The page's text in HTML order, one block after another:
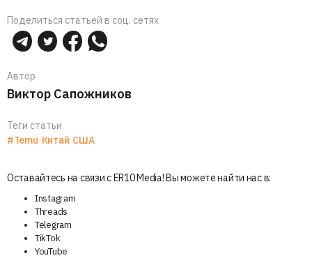
Поделиться статьей в соц. сетях
Автор
Виктор Сапожников
Теги статьи
#Temu Китай США
Оставайтесь на связи с ER10 Media! Вы можете найти нас в:
Instagram
Threads
Telegram
TikTok
YouTube